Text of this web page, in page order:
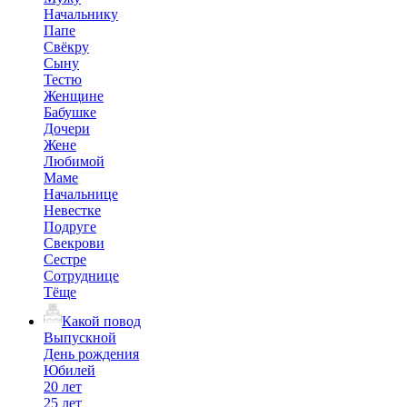
Начальнику
Папе
Свёкру
Сыну
Тестю
Женщине
Бабушке
Дочери
Жене
Любимой
Маме
Начальнице
Невестке
Подруге
Свекрови
Сестре
Сотруднице
Тёще
Какой повод
Выпускной
День рождения
Юбилей
20 лет
25 лет